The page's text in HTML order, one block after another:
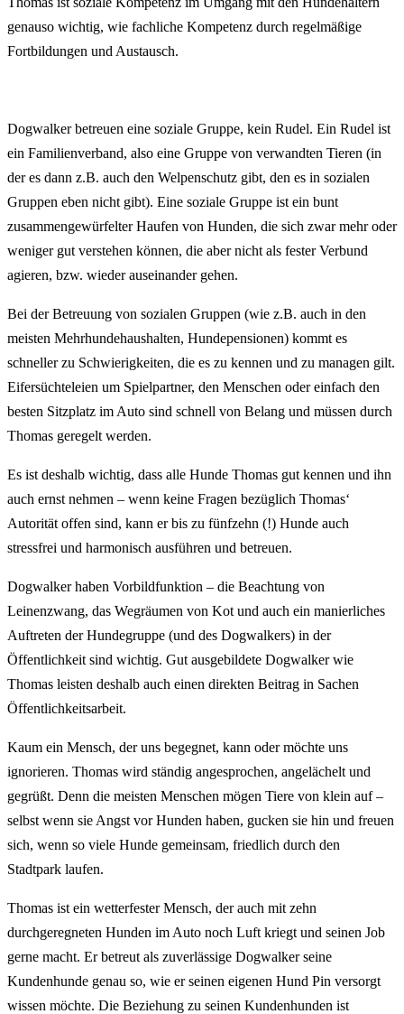
genauso wichtig, wie fachliche Kompetenz durch regelmäßige
Fortbildungen und Austausch.
Dogwalker betreuen eine soziale Gruppe, kein Rudel. Ein Rudel ist
ein Familienverband, also eine Gruppe von verwandten Tieren (in
der es dann z.B. auch den Welpenschutz gibt, den es in sozialen
Gruppen eben nicht gibt). Eine soziale Gruppe ist ein bunt
zusammengewürfelter Haufen von Hunden, die sich zwar mehr oder
weniger gut verstehen können, die aber nicht als fester Verbund
agieren, bzw. wieder auseinander gehen.
Bei der Betreuung von sozialen Gruppen (wie z.B. auch in den
meisten Mehrhundehaushalten, Hundepensionen) kommt es
schneller zu Schwierigkeiten, die es zu kennen und zu managen gilt.
Eifersüchteleien um Spielpartner, den Menschen oder einfach den
besten Sitzplatz im Auto sind schnell von Belang und müssen durch
Thomas geregelt werden.
Es ist deshalb wichtig, dass alle Hunde Thomas gut kennen und ihn
auch ernst nehmen – wenn keine Fragen bezüglich Thomas‘
Autorität offen sind, kann er bis zu fünfzehn (!) Hunde auch
stressfrei und harmonisch ausführen und betreuen.
Dogwalker haben Vorbildfunktion – die Beachtung von
Leinenzwang, das Wegräumen von Kot und auch ein manierliches
Auftreten der Hundegruppe (und des Dogwalkers) in der
Öffentlichkeit sind wichtig. Gut ausgebildete Dogwalker wie
Thomas leisten deshalb auch einen direkten Beitrag in Sachen
Öffentlichkeitsarbeit.
Kaum ein Mensch, der uns begegnet, kann oder möchte uns
ignorieren. Thomas wird ständig angesprochen, angelächelt und
gegrüßt. Denn die meisten Menschen mögen Tiere von klein auf –
selbst wenn sie Angst vor Hunden haben, gucken sie hin und freuen
sich, wenn so viele Hunde gemeinsam, friedlich durch den
Stadtpark laufen.
Thomas ist ein wetterfester Mensch, der auch mit zehn
durchgeregneten Hunden im Auto noch Luft kriegt und seinen Job
gerne macht. Er betreut als zuverlässige Dogwalker seine
Kundenhunde genau so, wie er seinen eigenen Hund Pin versorgt
wissen möchte. Die Beziehung zu seinen Kundenhunden ist